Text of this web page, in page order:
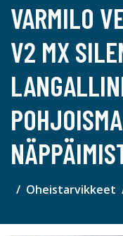
VARMILO
V2 MX
Oheistarvikkeet